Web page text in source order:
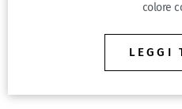
colore
LEGGI